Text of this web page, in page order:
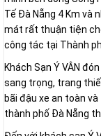
Tế Đà Nẵng 4 Km và
mát rất thuận tiện
công tác tại Thành
Khách Sạn Ý VÂN
sang trọng, trang
bãi đậu xe an toàn
thành phố Đà Nẵng